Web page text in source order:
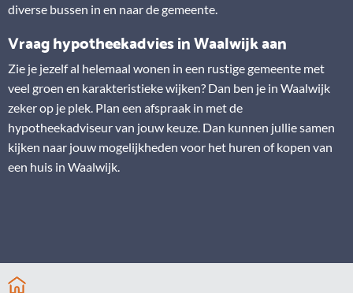
diverse bussen in en naar de gemeente.
Vraag hypotheekadvies in Waalwijk aan
Zie je jezelf al helemaal wonen in een rustige gemeente met
veel groen en karakteristieke wijken? Dan ben je in Waalwijk
zeker op je plek. Plan een afspraak in met de
hypotheekadviseur van jouw keuze. Dan kunnen jullie samen
kijken naar jouw mogelijkheden voor het huren of kopen van
een huis in Waalwijk.